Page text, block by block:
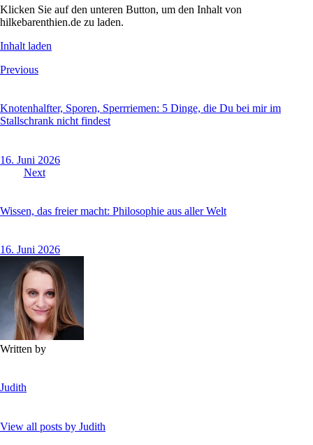
Klicken Sie auf den unteren Button, um den Inhalt von
hilkebarenthien.de zu laden.
Inhalt laden
Beitragsnavigation
Previous
Knotenhalfter, Sporen, Sperrriemen: 5 Dinge, die Du bei mir im
Stallschrank nicht findest
16. Juni 2026
Next
Wissen, das freier macht: Philosophie aus aller Welt
16. Juni 2026
Written by
Judith
View all posts by Judith